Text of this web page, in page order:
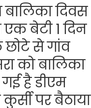
दिवस
बेटी 1 दिन
से गांव
को बालिका
है डीएम
पर बैठाया